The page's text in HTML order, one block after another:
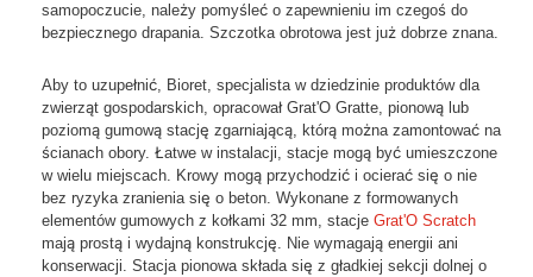
samopoczucie, należy pomyśleć o zapewnieniu im czegoś do
bezpiecznego drapania. Szczotka obrotowa jest już dobrze znana.
Aby to uzupełnić, Bioret, specjalista w dziedzinie produktów dla
zwierząt gospodarskich, opracował Grat'O Gratte, pionową lub
poziomą gumową stację zgarniającą, którą można zamontować na
ścianach obory. Łatwe w instalacji, stacje mogą być umieszczone
w wielu miejscach. Krowy mogą przychodzić i ocierać się o nie
bez ryzyka zranienia się o beton. Wykonane z formowanych
elementów gumowych z kołkami 32 mm, stacje Grat'O Scratch
mają prostą i wydajną konstrukcję. Nie wymagają energii ani
konserwacji. Stacja pionowa składa się z gładkiej sekcji dolnej o